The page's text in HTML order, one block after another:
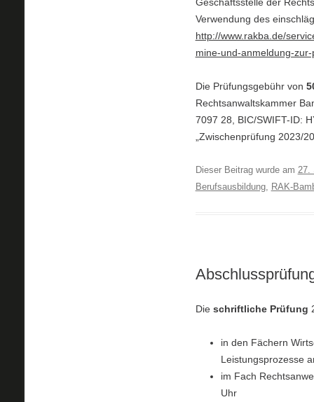
Verwendung des
http://www.rakba.de/
mine-und-anmeldung-
Die Prüfungsgebühr von
Rechtsanwaltskammer
7097 28, BIC/SWIFT-ID:
„Zwischenprüfung 2023/
Dieser Beitrag wurde am 27.
Berufsausbildung, RAK-
Die schriftliche Prüfung
in den Fächern
Leistungsprozesse
im Fach
Uhr